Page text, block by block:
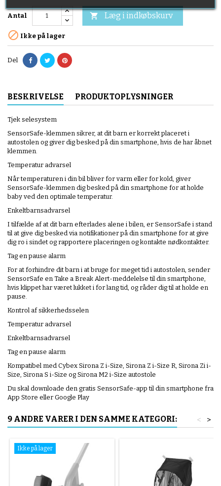
Antal  Læg i indkøbskurv
 Ikke på lager
Del
BESKRIVELSE PRODUKTOPLYSNINGER
Tjek selesystem
SensorSafe-klemmen sikrer, at dit barn er korrekt placeret i
autostolen og giver dig besked på din smartphone, hvis de har åbnet
klemmen.
Temperatur advarsel
Når temperaturen i din bil bliver for varm eller for kold, giver
SensorSafe-klemmen dig besked på din smartphone for at holde
baby ved den optimale temperatur.
Enkeltbarnsadvarsel
I tilfælde af at dit barn efterlades alene i bilen, er SensorSafe i stand
til at give dig besked via notifikationer på din smartphone for at give
dig ro i sindet og rapportere placeringen og kontakte nødkontakter.
Tag en pause alarm
For at forhindre dit barn i at bruge for meget tid i autostolen, sender
SensorSafe en Take a Break Alert-meddelelse til din smartphone,
hvis klippet har været lukket i for lang tid, og råder dig til at holde en
pause.
Kontrol af sikkerhedsselen
Temperatur advarsel
Enkeltbarnsadvarsel
Tag en pause alarm
Kompatibel med Cybex Sirona Z i-Size, Sirona Z i-Size R, Sirona Zi i-
Size, Sirona S i-Size og Sirona M2 i-Size autostole
Du skal downloade den gratis SensorSafe-app til din smartphone fra
App Store eller Google Play
9 ANDRE VARER I DEN SAMME KATEGORI: >
<
Ikke på lager